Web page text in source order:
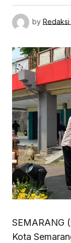
by Redaksi
SEMARANG (
Kota